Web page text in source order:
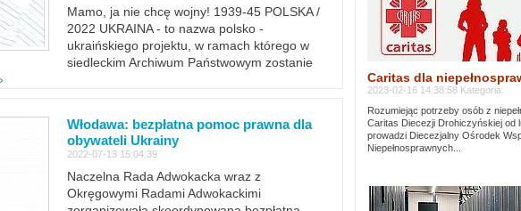
Mamo, ja nie chcę wojny! 1939-45 POLSKA /
2022 UKRAINA - to nazwa polsko -
ukraińskiego projektu, w ramach którego w
siedleckim Archiwum Państwowym zostanie
Włodawa: bezpłatna pomoc prawna dla
obywateli Ukrainy
2022-07-13 15:04:39
Naczelna Rada Adwokacka wraz z
Okręgowymi Radami Adwokackimi
Caritas dla
2023-02-16 14:38:58 Kategoria:
Rozumiejąc potrzeby osób z
Caritas Diecezji Drohiczyńskiej od
prowadzi Diecezjalny Ośrodek
Niepełnosprawnych...